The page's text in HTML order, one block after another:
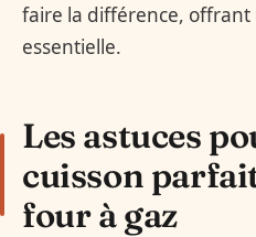
faire la différence, offrant
essentielle.
Les astuces
cuisson
four à gaz